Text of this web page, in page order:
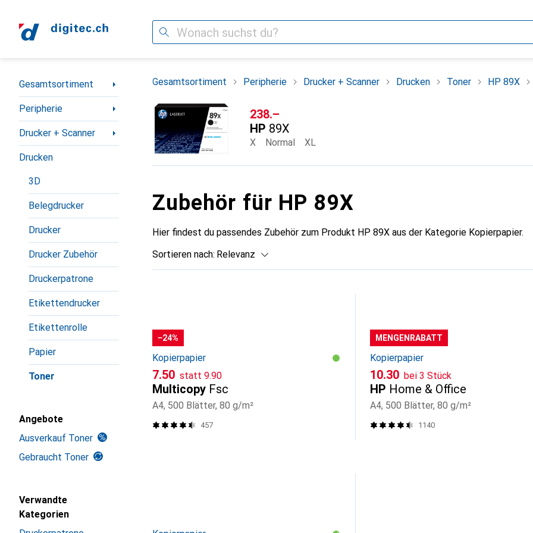
Suche
Navigation nach Kategorien
Gesamtsortiment
Peripherie
Drucker + Scanner
Drucken
3D
Belegdrucker
Drucker
Drucker Zubehör
Druckerpatrone
Etikettendrucker
Etikettenrolle
Papier
Toner
Angebote
Ausverkauf Toner
Gebraucht Toner
Verwandte
Kategorien
Gesamtsortiment Peripherie Drucker + Scanner Drucken Toner HP 89X
CHF
238.–
HP 89X
X Normal XL
Zubehör für HP 89X
Hier findest du passendes Zubehör zum Produkt HP 89X aus der Kategorie Kopierpapier.
Sortieren nach: Relevanz
−24%
Kopierpapier
CHF
7.50 statt CHF
9.90
Multicopy Fsc
A4, 500 Blätter, 80 g/m²
457
MENGENRABATT
Kopierpapier
CHF
10.30 bei 3 Stück
HP Home & Office
A4, 500 Blätter, 80 g/m²
1140